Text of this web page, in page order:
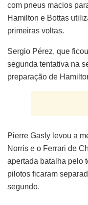
com pneus macios
Hamilton e Bottas
primeiras voltas.
Sergio Pérez, que
segunda tentativa na
preparação de
Pierre Gasly levou a
Norris e o Ferrari de
apertada batalha pelo
pilotos ficaram
segundo.